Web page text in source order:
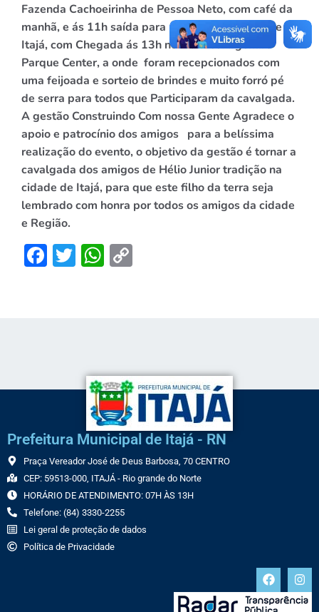
Fazenda Cachoeirinha de Pessoa Neto, com café da
manhã, e ás 11h saída para percorrer a cidade de
Itajá, com Chegada ás 13h no Manoel Argemiro
Parque Center, a onde foram recepcionados com
uma feijoada e sorteio de brindes e muito forró pé
de serra para todos que Participaram da cavalgada.
A gestão Construindo Com nossa Gente Agradece o
apoio e patrocínio dos amigos para a belíssima
realização do evento, o objetivo da gestão é tornar a
cavalgada dos amigos de Hélio Junior tradição na
cidade de Itajá, para que este filho da terra seja
lembrado com honra por todos os amigos da cidade
e Região.
Facebook
TwitterWhatsApp
Prefeitura Municipal de Itajá - RN
Praça Vereador José de Deus Barbosa, 70 CENTRO
CEP: 59513-000, ITAJÁ - Rio grande do Norte
HORÁRIO DE ATENDIMENTO: 07H ÀS 13H
Telefone: (84) 3330-2255
Lei geral de proteção de dados
Política de Privacidade